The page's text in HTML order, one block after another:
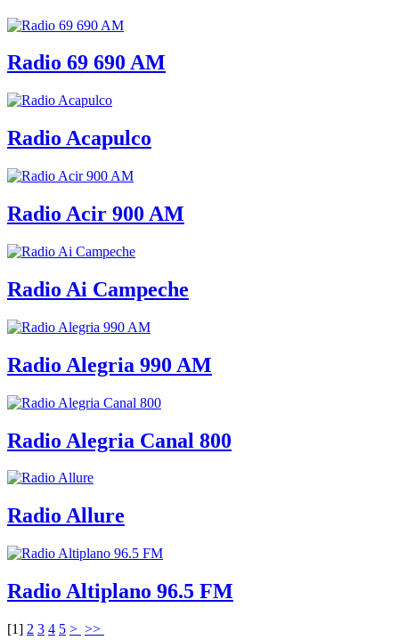
Radio 69 690 AM
Radio Acapulco
Radio Acir 900 AM
Radio Ai Campeche
Radio Alegria 990 AM
Radio Alegria Canal 800
Radio Allure
Radio Altiplano 96.5 FM
[1] 2 3 4 5 > >>